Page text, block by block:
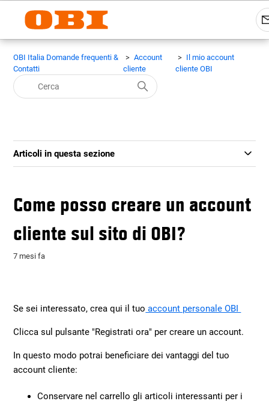
OBI Italia Domande frequenti &
Contatti
Account
cliente
Il mio account
cliente OBI
Articoli in questa sezione
Come posso creare un account
cliente sul sito di OBI?
7 mesi fa
Se sei interessato, crea qui il tuo account personale OBI
Clicca sul pulsante "Registrati ora" per creare un account.
In questo modo potrai beneficiare dei vantaggi del tuo
account cliente:
Conservare nel carrello gli articoli interessanti per i